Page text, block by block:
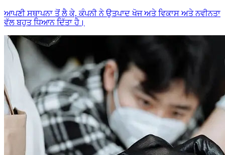
ਆਪਣੀ ਸਥਾਪਨਾ ਤੋਂ ਲੈ ਕੇ, ਕੰਪਨੀ ਨੇ ਉਤਪਾਦ ਖੋਜ ਅਤੇ ਵਿਕਾਸ ਅਤੇ ਨਵੀਨਤਾ
ਵੱਲ ਬਹੁਤ ਧਿਆਨ ਦਿੱਤਾ ਹੈ।